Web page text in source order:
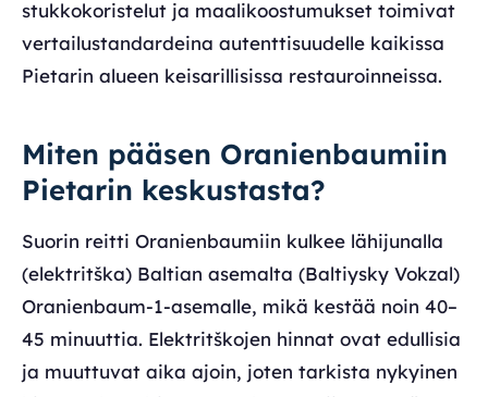
stukkokoristelut ja maalikoostumukset toimivat
vertailustandardeina autenttisuudelle kaikissa
Pietarin alueen keisarillisissa restauroinneissa.
Miten pääsen Oranienbaumiin
Pietarin keskustasta?
Suorin reitti Oranienbaumiin kulkee lähijunalla
(elektritška) Baltian asemalta (Baltiysky Vokzal)
Oranienbaum-1-asemalle, mikä kestää noin 40–
45 minuuttia. Elektritškojen hinnat ovat edullisia
ja muuttuvat aika ajoin, joten tarkista nykyinen